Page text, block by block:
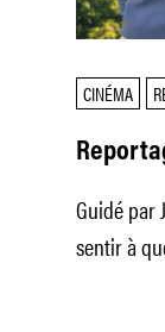
CINÉMA
Guidé par
sentir à